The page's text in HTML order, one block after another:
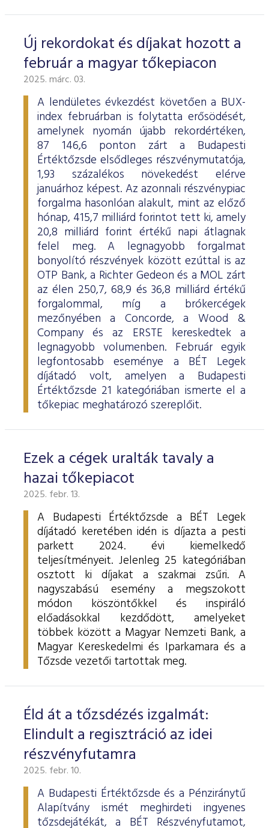
Új rekordokat és díjakat hozott a
február a magyar tőkepiacon
2025. márc. 03.
A lendületes évkezdést követően a BUX-
index februárban is folytatta erősödését,
amelynek nyomán újabb rekordértéken,
87 146,6 ponton zárt a Budapesti
Értéktőzsde elsődleges részvénymutatója,
1,93 százalékos növekedést elérve
januárhoz képest. Az azonnali részvénypiac
forgalma hasonlóan alakult, mint az előző
hónap, 415,7 milliárd forintot tett ki, amely
20,8 milliárd forint értékű napi átlagnak
felel meg. A legnagyobb forgalmat
bonyolító részvények között ezúttal is az
OTP Bank, a Richter Gedeon és a MOL zárt
az élen 250,7, 68,9 és 36,8 milliárd értékű
forgalommal, míg a brókercégek
mezőnyében a Concorde, a Wood &
Company és az ERSTE kereskedtek a
legnagyobb volumenben. Február egyik
legfontosabb eseménye a BÉT Legek
díjátadó volt, amelyen a Budapesti
Értéktőzsde 21 kategóriában ismerte el a
tőkepiac meghatározó szereplőit.
Ezek a cégek uralták tavaly a
hazai tőkepiacot
2025. febr. 13.
A Budapesti Értéktőzsde a BÉT Legek
díjátadó keretében idén is díjazta a pesti
parkett 2024. évi kiemelkedő
teljesítményeit. Jelenleg 25 kategóriában
osztott ki díjakat a szakmai zsűri. A
nagyszabású esemény a megszokott
módon köszöntőkkel és inspiráló
előadásokkal kezdődött, amelyeket
többek között a Magyar Nemzeti Bank, a
Magyar Kereskedelmi és Iparkamara és a
Tőzsde vezetői tartottak meg.
Éld át a tőzsdézés izgalmát:
Elindult a regisztráció az idei
részvényfutamra
2025. febr. 10.
A Budapesti Értéktőzsde és a Pénziránytű
Alapítvány ismét meghirdeti ingyenes
tőzsdejátékát, a BÉT Részvényfutamot,